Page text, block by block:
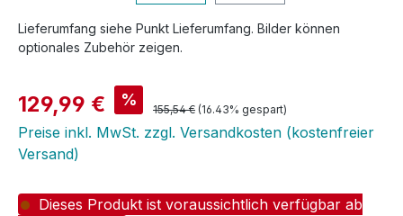
Lieferumfang siehe Punkt Lieferumfang. Bilder können
optionales Zubehör zeigen.
Verkaufspreis:
129,99 € % Regulärer Preis:
155,54 € (16.43% gespart)
Preise inkl. MwSt. zzgl. Versandkosten (kostenfreier
Versand)
Dieses Produkt ist voraussichtlich verfügbar ab